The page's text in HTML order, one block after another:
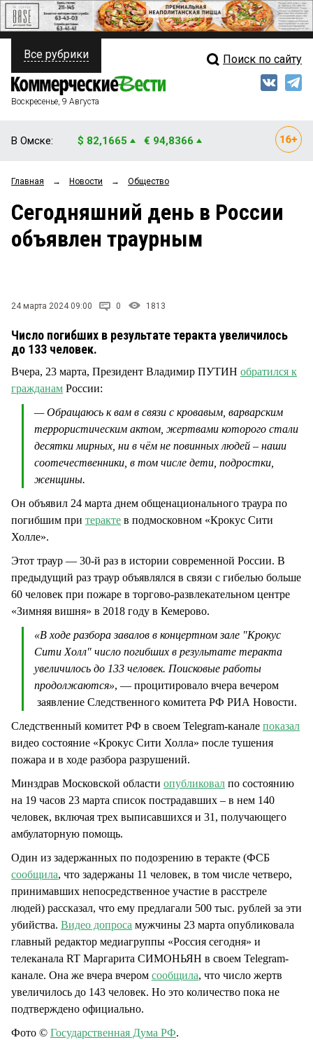
ПОЛИТИКА
ФИНАНСЫ
ОБЩЕСТВО
ЗАКОН
НОВОСТИ КОМПАНИЙ
СТИЛЬ ЖИЗНИ
Свежий выпуск
Рейтинги
Блоги
Все рубрики Поиск по сайту
Воскресенье, 9 Августа
В Омске: $ 82,1665 € 94,8366
Главная → Новости → Общество
Сегодняшний день в России
объявлен траурным
24 марта 2024 09:00 0 1813
Число погибших в результате теракта увеличилось
до 133 человек.
Вчера, 23 марта, Президент Владимир ПУТИН обратился к
гражданам России:
— Обращаюсь к вам в связи с кровавым, варварским
террористическим актом, жертвами которого стали
десятки мирных, ни в чём не повинных людей – наши
соотечественники, в том числе дети, подростки,
женщины.
Он объявил 24 марта днем общенационального траура по
погибшим при теракте в подмосковном «Крокус Сити
Холле».
Этот траур — 30-й раз в истории современной России. В
предыдущий раз траур объявлялся в связи с гибелью больше
60 человек при пожаре в торгово-развлекательном центре
«Зимняя вишня» в 2018 году в Кемерово.
«В ходе разбора завалов в концертном зале "Крокус
Сити Холл" число погибших в результате теракта
увеличилось до 133 человек. Поисковые работы
продолжаются», — процитировало вчера вечером
заявление Следственного комитета РФ РИА Новости.
Следственный комитет РФ в своем Telegram-канале показал
видео состояние «Крокус Сити Холла» после тушения
пожара и в ходе разбора разрушений.
Минздрав Московской области опубликовал по состоянию
на 19 часов 23 марта список пострадавших – в нем 140
человек, включая трех выписавшихся и 31, получающего
амбулаторную помощь.
Один из задержанных по подозрению в теракте (ФСБ
сообщила, что задержаны 11 человек, в том числе четверо,
принимавших непосредственное участие в расстреле
людей) рассказал, что ему предлагали 500 тыс. рублей за эти
убийства. Видео допроса мужчины 23 марта опубликовала
главный редактор медиагруппы «Россия сегодня» и
телеканала RT Маргарита СИМОНЬЯН в своем Telegram-
канале. Она же вчера вчером сообщила, что число жертв
увеличилось до 143 человек. Но это количество пока не
подтверждено официально.
Фото © Государственная Дума РФ.